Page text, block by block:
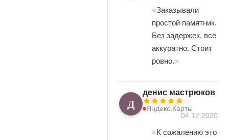
Заказывали
простой памятник.
Без задержек, все
аккуратно. Стоит
ровно.
Д
денис мастрюков
Яндекс.Карты
04.12.2020
К сожалению это